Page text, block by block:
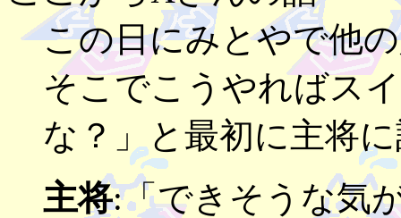
この日にみとやで他
そこでこうやればス
な？」と最初に主将
主将:「できそうな気